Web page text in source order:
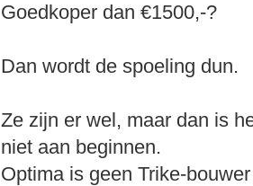
Goedkoper dan €1500,-?
Dan wordt de spoeling dun.
Ze zijn er wel, maar dan is
niet aan beginnen.
Optima is geen Trike-